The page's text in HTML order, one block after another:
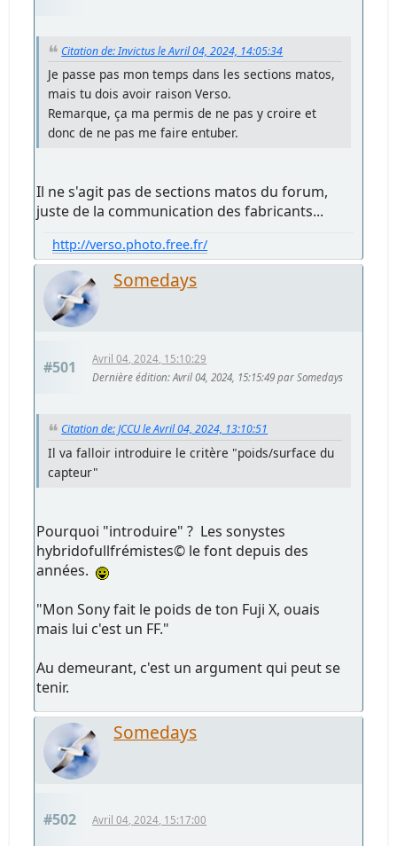
Citation de: Invictus le Avril 04, 2024, 14:05:34
Je passe pas mon temps dans les sections matos,
mais tu dois avoir raison Verso.
Remarque, ça ma permis de ne pas y croire et
donc de ne pas me faire entuber.
Il ne s'agit pas de sections matos du forum,
juste de la communication des fabricants...
http://verso.photo.free.fr/
Somedays
#501
Avril 04, 2024, 15:10:29
Dernière édition: Avril 04, 2024, 15:15:49 par Somedays
Citation de: JCCU le Avril 04, 2024, 13:10:51
Il va falloir introduire le critère "poids/surface du
capteur"
Pourquoi "introduire" ? Les sonystes
hybridofullfrémistes© le font depuis des
années.
"Mon Sony fait le poids de ton Fuji X, ouais
mais lui c'est un FF."
Au demeurant, c'est un argument qui peut se
tenir.
Somedays
#502 Avril 04, 2024, 15:17:00